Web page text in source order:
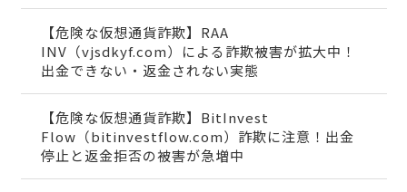
【危険な仮想通貨詐欺】RAA
INV（vjsdkyf.com）による詐欺被害が拡大中！
出金できない・返金されない実態
【危険な仮想通貨詐欺】BitInvest
Flow（bitinvestflow.com）詐欺に注意！出金
停止と返金拒否の被害が急増中